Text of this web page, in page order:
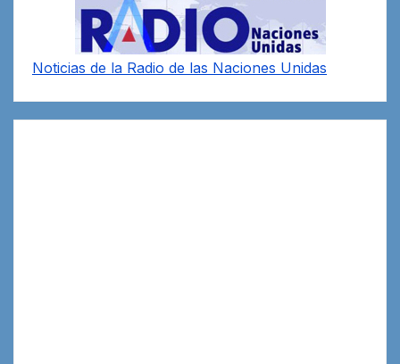
Noticias de la Radio de las Naciones Unidas